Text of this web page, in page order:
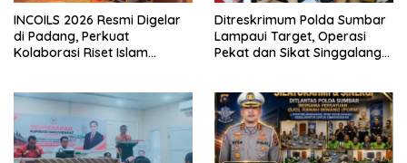
INCOILS 2026 Resmi Digelar
di Padang, Perkuat
Kolaborasi Riset Islam
Ditreskrimum Polda Sumbar
Lampaui Target, Operasi
Pekat dan Sikat Singgalang